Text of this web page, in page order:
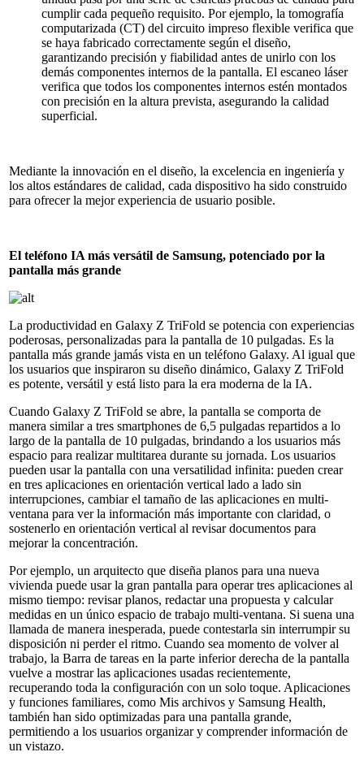
cumplir cada pequeño requisito. Por ejemplo, la tomografía
computarizada (CT) del circuito impreso flexible verifica que
se haya fabricado correctamente según el diseño,
garantizando precisión y fiabilidad antes de unirlo con los
demás componentes internos de la pantalla. El escaneo láser
verifica que todos los componentes internos estén montados
con precisión en la altura prevista, asegurando la calidad
superficial.
Mediante la innovación en el diseño, la excelencia en ingeniería y
los altos estándares de calidad, cada dispositivo ha sido construido
para ofrecer la mejor experiencia de usuario posible.
El teléfono IA más versátil de Samsung, potenciado por la
pantalla más grande
La productividad en Galaxy Z TriFold se potencia con experiencias
poderosas, personalizadas para la pantalla de 10 pulgadas. Es la
pantalla más grande jamás vista en un teléfono Galaxy. Al igual que
los usuarios que inspiraron su diseño dinámico, Galaxy Z TriFold
es potente, versátil y está listo para la era moderna de la IA.
Cuando Galaxy Z TriFold se abre, la pantalla se comporta de
manera similar a tres smartphones de 6,5 pulgadas repartidos a lo
largo de la pantalla de 10 pulgadas, brindando a los usuarios más
espacio para realizar multitarea durante su jornada. Los usuarios
pueden usar la pantalla con una versatilidad infinita: pueden crear
en tres aplicaciones en orientación vertical lado a lado sin
interrupciones, cambiar el tamaño de las aplicaciones en multi-
ventana para ver la información más importante con claridad, o
sostenerlo en orientación vertical al revisar documentos para
mejorar la concentración.
Por ejemplo, un arquitecto que diseña planos para una nueva
vivienda puede usar la gran pantalla para operar tres aplicaciones al
mismo tiempo: revisar planos, redactar una propuesta y calcular
medidas en un único espacio de trabajo multi-ventana. Si suena una
llamada de manera inesperada, puede contestarla sin interrumpir su
disposición ni perder el ritmo. Cuando sea momento de volver al
trabajo, la Barra de tareas en la parte inferior derecha de la pantalla
vuelve a mostrar las aplicaciones usadas recientemente,
recuperando toda la configuración con un solo toque. Aplicaciones
y funciones familiares, como Mis archivos y Samsung Health,
también han sido optimizadas para una pantalla grande,
permitiendo a los usuarios organizar y comprender información de
un vistazo.